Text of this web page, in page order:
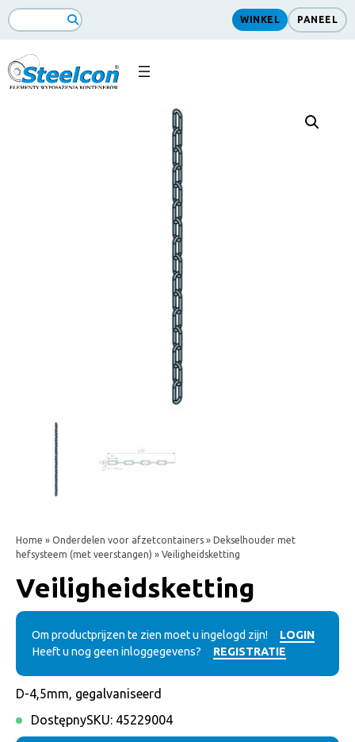
ZoekopdrachtSearch
WINKEL PANEEL
Home » Onderdelen voor afzetcontainers » Dekselhouder met
hefsysteem (met veerstangen) » Veiligheidsketting
Veiligheidsketting
Om productprijzen te zien moet u ingelogd zijn!
LOGIN
Heeft u nog geen inloggegevens?
REGISTRATIE
D-4,5mm, gegalvaniseerd
DostępnySKU: 45229004